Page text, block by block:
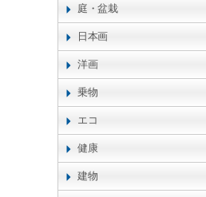
庭・盆栽
日本画
洋画
乗物
エコ
健康
建物